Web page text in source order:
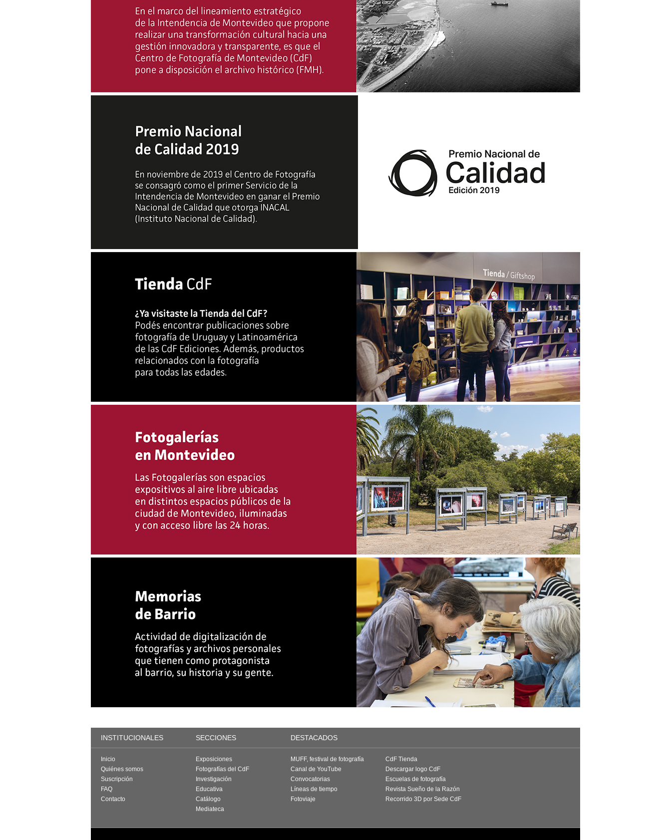
INSTITUCIONALES SECCIONES DESTACADOS
Inicio
Quiénes somos
Suscripción
FAQ
Contacto
Exposiciones
Fotografías del CdF
Investigación
Educativa
Catálogo
Mediateca
MUFF, festival de fotografía
Canal de YouTube
Convocatorias
Líneas de tiempo
Fotoviaje
CdF Tienda
Descargar logo CdF
Escuelas de fotografía
Revista Sueño de la Razón
Recorrido 3D por Sede CdF